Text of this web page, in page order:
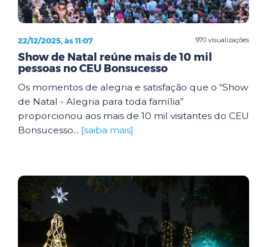
970 visualizações
22/12/2025, às 11:07
Show de Natal reúne mais de 10 mil
pessoas no CEU Bonsucesso
Os momentos de alegria e satisfação que o “Show
de Natal - Alegria para toda família”
proporcionou aos mais de 10 mil visitantes do CEU
Bonsucesso... [saiba mais]